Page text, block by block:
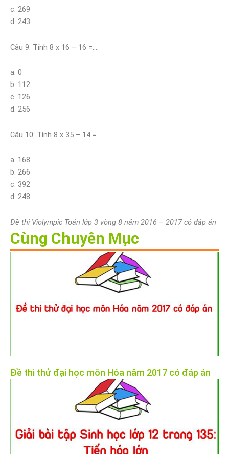
c. 269
d. 243
Câu 9: Tính 8 x 16 – 16 =….
a. 0
b. 112
c. 126
d. 256
Câu 10: Tính 8 x 35 – 14 =…
a. 168
b. 266
c. 392
d. 248
Đề thi Violympic Toán lớp 3 vòng 8 năm 2016 – 2017 có đáp án
Cùng Chuyên Mục
Đề thi thử đại học môn Hóa năm 2017 có đáp án